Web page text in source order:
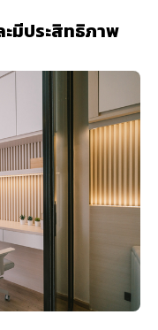
มีประสิทธิภาพ